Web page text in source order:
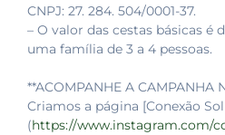
CNPJ: 27. 284. 504/0001-37.
– O valor das cestas básicas é
uma família de 3 a 4 pessoas.
**ACOMPANHE A CAMPANHA
Criamos a página [Conexão
(https://www.instagram.com/